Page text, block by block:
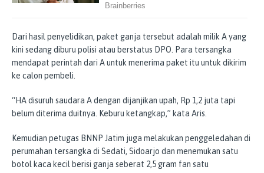
Dari hasil penyelidikan, paket ganja tersebut adalah milik A yang
kini sedang diburu polisi atau berstatus DPO. Para tersangka
mendapat perintah dari A untuk menerima paket itu untuk dikirim
ke calon pembeli.
“HA disuruh saudara A dengan dijanjikan upah, Rp 1,2 juta tapi
belum diterima duitnya. Keburu ketangkap,” kata Aris.
Kemudian petugas BNNP Jatim juga melakukan penggeledahan di
perumahan tersangka di Sedati, Sidoarjo dan menemukan satu
botol kaca kecil berisi ganja seberat 2,5 gram fan satu